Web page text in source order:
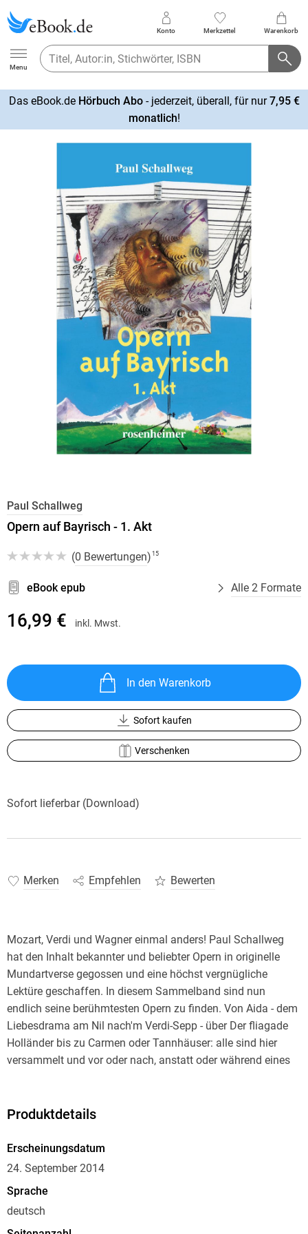
Ebook.de
Menu
Konto Merkzettel Warenkorb
Das eBook.de Hörbuch Abo- jederzeit, überall, für nur7,95 €
monatlich!
Paul Schallweg
Opern auf Bayrisch - 1. Akt
(0 Bewertungen) 15
eBook epub Alle 2 Formate
16,99 € inkl. Mwst.
In den Warenkorb
Sofort kaufen
Verschenken
Sofort lieferbar (Download)
Merken Empfehlen Bewerten
Mozart, Verdi und Wagner einmal anders! Paul Schallweg
hat den Inhalt bekannter und beliebter Opern in originelle
Mundartverse gegossen und eine höchst vergnügliche
Lektüre geschaffen. In diesem Sammelband sind nun
endlich seine berühmtesten Opern zu finden. Von Aida - dem
Liebesdrama am Nil nach'm Verdi-Sepp - über Der fliagade
Holländer bis zu Carmen oder Tannhäuser: alle sind hier
versammelt und vor oder nach, anstatt oder während eines
Produktdetails
Erscheinungsdatum
24. September 2014
Sprache
deutsch